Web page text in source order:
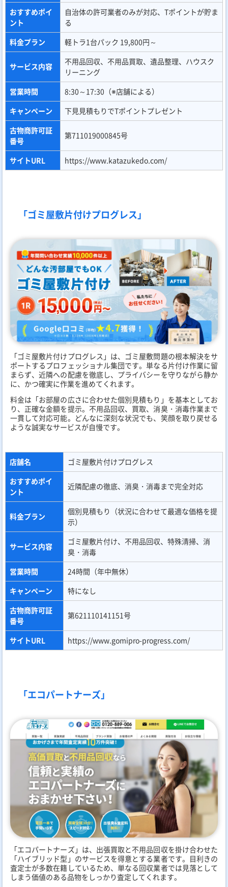
おすすめポイ
ント
自治体の許可業者のみが対応、Tポイントが貯ま
る
料金プラン
軽トラ1台パック 19,800円～
サービス内容
不用品回収、不用品買取、遺品整理、ハウスク
リーニング
営業時間
8:30～17:30（※店舗による）
キャンペーン
下見見積もりでTポイントプレゼント
古物商許可証
番号
第711019000845号
サイトURL https://www.katazukedo.com/
「ゴミ屋敷片付けプログレス」
「ゴミ屋敷片付けプログレス」は、ゴミ屋敷問題の根本解決をサ
ポートするプロフェッショナル集団です。単なる片付け作業に留
まらず、近隣への配慮を徹底し、プライバシーを守りながら静か
に、かつ確実に作業を進めてくれます。
料金は「お部屋の広さに合わせた個別見積もり」を基本としてお
り、正確な金額を提示。不用品回収、買取、消臭・消毒作業まで
一貫して対応可能。どんなに深刻な状況でも、笑顔を取り戻せる
ような誠実なサービスが自慢です。
店舗名
ゴミ屋敷片付けプログレス
おすすめポイ
ント
近隣配慮の徹底、消臭・消毒まで完全対応
料金プラン
個別見積もり（状況に合わせて最適な価格を提
示）
サービス内容
ゴミ屋敷片付け、不用品回収、特殊清掃、消
臭・消毒
営業時間
24時間（年中無休）
キャンペーン
特になし
古物商許可証
番号
第621110141151号
サイトURL https://www.gomipro-progress.com/
「エコパートナーズ」
「エコパートナーズ」は、出張買取と不用品回収を掛け合わせた
「ハイブリッド型」のサービスを得意とする業者です。目利きの
査定士が多数在籍しているため、単なる回収業者では見落として
しまう価値のある品物をしっかり査定してくれます。